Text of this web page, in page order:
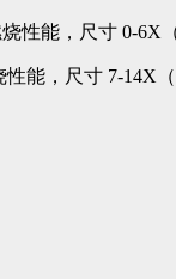
性能，尺寸 0-6X
性能，尺寸 7-14X